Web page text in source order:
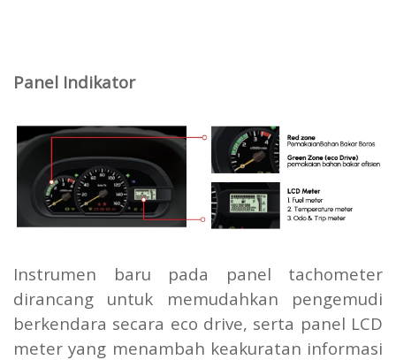
Panel Indikator
Instrumen baru pada panel tachometer
dirancang untuk memudahkan pengemudi
berkendara secara eco drive, serta panel LCD
meter yang menambah keakuratan informasi